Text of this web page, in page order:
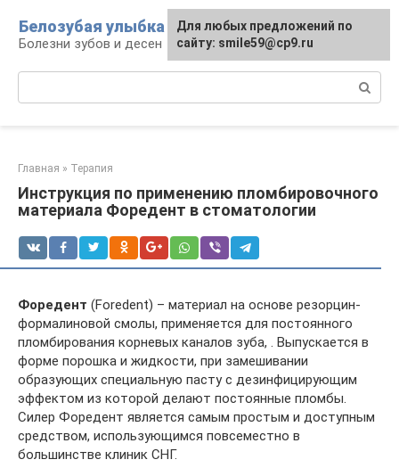
контенту
Белозубая улыбка
Болезни зубов и десен
Главная » Терапия
Инструкция по применению пломбировочного
материала Форедент в стоматологии
Форедент (Foredent) – материал на основе резорцин-
формалиновой смолы, применяется для постоянного
пломбирования корневых каналов зуба, . Выпускается в
форме порошка и жидкости, при замешивании
образующих специальную пасту с дезинфицирующим
эффектом из которой делают постоянные пломбы.
Силер Форедент является самым простым и доступным
средством, использующимся повсеместно в
большинстве клиник СНГ.
Для любых предложений по
сайту: smile59@cp9.ru